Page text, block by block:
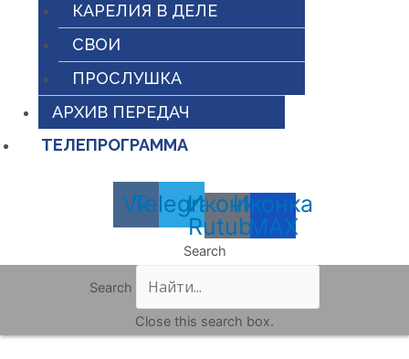
КАРЕЛИЯ В ДЕЛЕ
СВОИ
ПРОСЛУШКА
АРХИВ ПЕРЕДАЧ
ТЕЛЕПРОГРАММА
Vk
Telegram
Иконка
Rutube
Иконка
MAX
Search
Search
Close this search box.